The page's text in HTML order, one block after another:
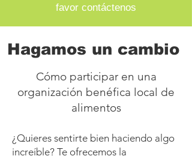
favor contáctenos
Hagamos un cambio
Cómo participar en una
organización benéfica local de
alimentos
¿Quieres sentirte bien haciendo algo
increíble? Te ofrecemos la